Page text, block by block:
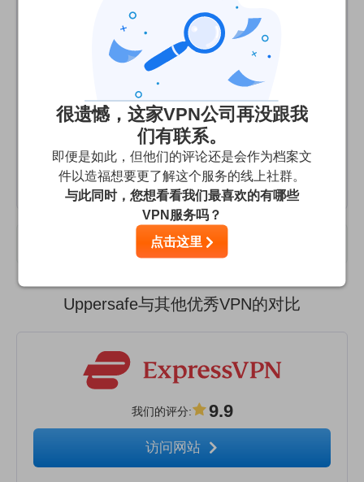
Déjà, acheté 2 mois avant fermeture. Aucun mail pour
prévenir, site de suite fermé donc plus d'accès au
compte, etc... Mails bloqués en sortie à cause de l'outil,
sans solution ni aide à ce jour. L0 je découvre que malgré
la suppression du programme et de l'extension, des sites
restent bloqués par Uppersafe ! 0 support via Facebook,
je ne sais même pas comment m'en débarrasser. Et 0
remboursement bien sûr. Pour la 1ère fois que je paye un
pare-feu et prends du français, écoeurée !
用户评价
Uppersafe与其他优秀VPN的对比
我们的评分: 9.9
访问网站
很遗憾，这家VPN公司再没跟我
们有联系。
即便是如此，但他们的评论还是会作为档案文
件以造福想要更了解这个服务的线上社群。
与此同时，您想看看我们最喜欢的有哪些
VPN服务吗？
点击这里